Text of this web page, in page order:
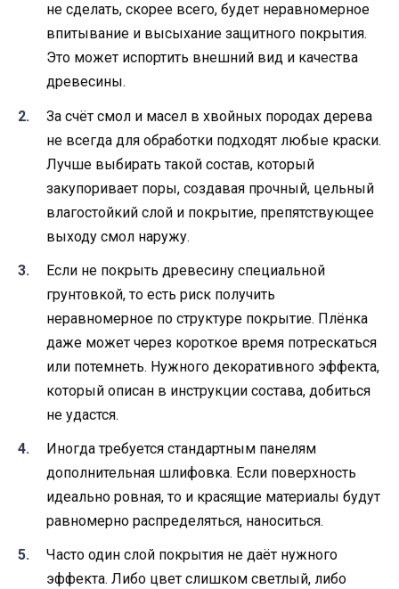
не сделать, скорее всего, будет неравномерное
впитывание и высыхание защитного покрытия.
Это может испортить внешний вид и качества
древесины.
За счёт смол и масел в хвойных породах дерева
не всегда для обработки подходят любые краски.
Лучше выбирать такой состав, который
закупоривает поры, создавая прочный, цельный
влагостойкий слой и покрытие, препятствующее
выходу смол наружу.
Если не покрыть древесину специальной
грунтовкой, то есть риск получить
неравномерное по структуре покрытие. Плёнка
даже может через короткое время потрескаться
или потемнеть. Нужного декоративного эффекта,
который описан в инструкции состава, добиться
не удастся.
Иногда требуется стандартным панелям
дополнительная шлифовка. Если поверхность
идеально ровная, то и красящие материалы будут
равномерно распределяться, наноситься.
Часто один слой покрытия не даёт нужного
эффекта. Либо цвет слишком светлый, либо